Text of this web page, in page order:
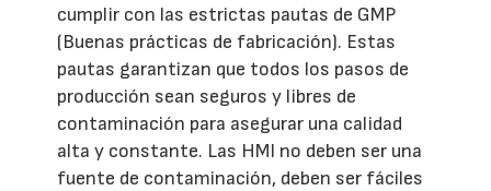
cumplir con las estrictas pautas de GMP
(Buenas prácticas de fabricación). Estas
pautas garantizan que todos los pasos de
producción sean seguros y libres de
contaminación para asegurar una calidad
alta y constante. Las HMI no deben ser una
fuente de contaminación, deben ser fáciles